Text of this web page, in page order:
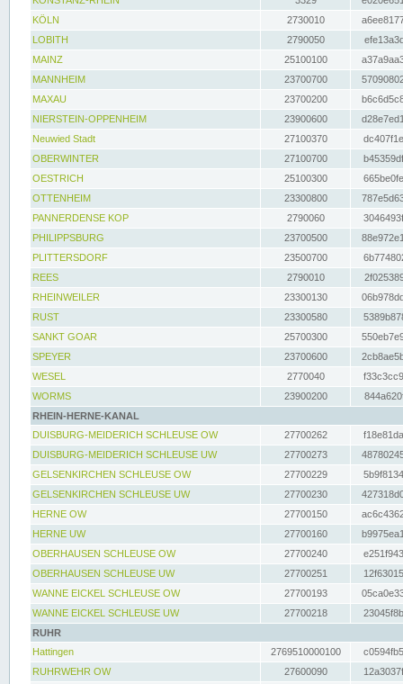
KÖLN
2730010
LOBITH
2790050
MAINZ
25100100
MANNHEIM
23700700
MAXAU
23700200
NIERSTEIN-OPPENHEIM
23900600
Neuwied Stadt
27100370
OBERWINTER
27100700
OESTRICH
25100300
OTTENHEIM
23300800
PANNERDENSE KOP
2790060
PHILIPPSBURG
23700500
PLITTERSDORF
23500700
REES
2790010
RHEINWEILER
23300130
RUST
23300580
SANKT GOAR
25700300
SPEYER
23700600
WESEL
2770040
WORMS
23900200
RHEIN-HERNE-KANAL
DUISBURG-MEIDERICH SCHLEUSE OW
27700262
DUISBURG-MEIDERICH SCHLEUSE UW
27700273
GELSENKIRCHEN SCHLEUSE OW
27700229
GELSENKIRCHEN SCHLEUSE UW
27700230
HERNE OW
27700150
HERNE UW
27700160
OBERHAUSEN SCHLEUSE OW
27700240
OBERHAUSEN SCHLEUSE UW
27700251
WANNE EICKEL SCHLEUSE OW
27700193
WANNE EICKEL SCHLEUSE UW
27700218
RUHR
Hattingen
2769510000100
RUHRWEHR OW
27600090